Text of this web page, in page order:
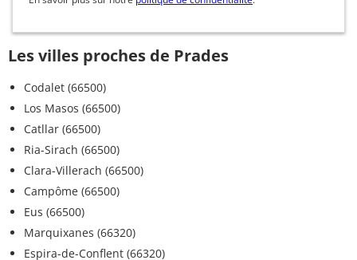
Les villes proches de Prades
Codalet (66500)
Los Masos (66500)
Catllar (66500)
Ria-Sirach (66500)
Clara-Villerach (66500)
Campôme (66500)
Eus (66500)
Marquixanes (66320)
Espira-de-Conflent (66320)